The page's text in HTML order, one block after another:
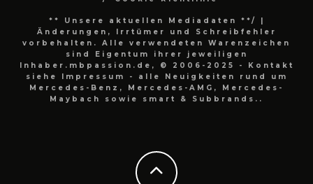
** Unsere aktuellen Mediadaten **/
|
Änderungen, Irrtümer und Schreibfehler
vorbehalten. Alle verwendeten Warenzeichen
sind Eigentum ihrer jeweiligen
Inhaber.mbpassion.de, © 2006-2025 - Kontakt
siehe Impressum - alle Neuigkeiten rund um
Mercedes-Benz, Mercedes-AMG, Mercedes-
Maybach sowie smart & Subbrands..